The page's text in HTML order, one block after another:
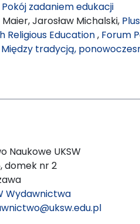
zadaniem edukacji
Jarosław Michalski,
Religious Education, Forum
Między tradycją,
Naukowe UKSW
domek nr 2
Wydawnictwa